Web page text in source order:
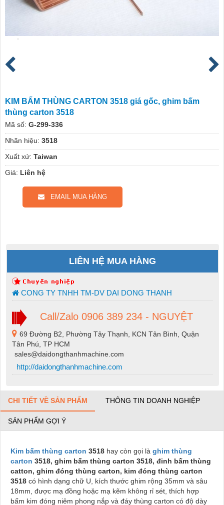
KIM BẤM THÙNG CARTON 3518 giá gốc, ghim bấm
thùng carton 3518
Mã số: G-299-336
Nhãn hiệu: 3518
Xuất xứ: Taiwan
Giá: Liên hệ
EMAIL MUA HÀNG
LIÊN HỆ MUA HÀNG
CONG TY TNHH TM-DV DAI DONG THANH
Call/Zalo 0906 389 234 - NGUYỆT
69 Đường B2, Phường Tây Thạnh, KCN Tân Bình, Quận
Tân Phú, TP HCM
sales@daidongthanhmachine.com
http://daidongthanhmachine.com
CHI TIẾT VỀ SẢN PHẨM THÔNG TIN DOANH NGHIỆP
SẢN PHẨM GỢI Ý
Kim bấm thùng carton 3518 hay còn gọi là ghim thùng
carton 3518, ghim bấm thùng carton 3518, đinh bấm thùng
catton, ghim đóng thùng carton, kim đóng thùng carton
3518 có hình dạng chữ U, kích thước ghim rộng 35mm và sâu
18mm, được mạ đồng hoặc mạ kẽm không rỉ sét, thích hợp
bấm kim đóng niêm phong nắp và đáy thùng carton có độ dày